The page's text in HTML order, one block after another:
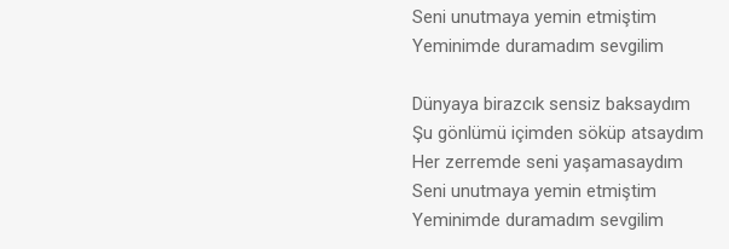
Seni unutmaya yemin etmiştim
Yeminimde duramadım sevgilim
Dünyaya birazcık sensiz baksaydım
Şu gönlümü içimden söküp atsaydım
Her zerremde seni yaşamasaydım
Seni unutmaya yemin etmiştim
Yeminimde duramadım sevgilim